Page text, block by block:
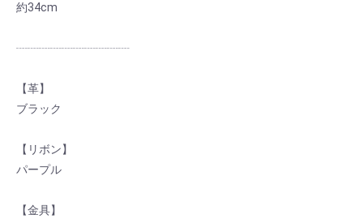
約34cm
┈┈┈┈┈┈┈┈┈┈
【革】
ブラック
【リボン】
パープル
【金具】